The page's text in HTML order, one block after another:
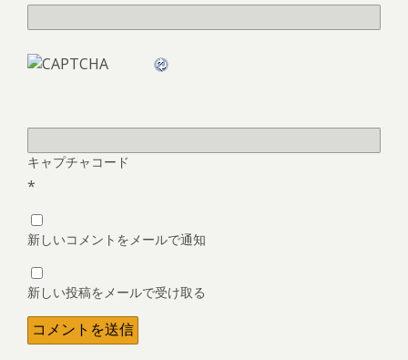
キャプチャコード
*
新しいコメントをメールで通知
新しい投稿をメールで受け取る